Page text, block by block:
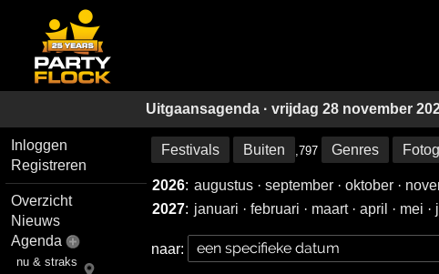
Uitgaansagenda · vrijdag 28 november
Inloggen
Registreren
Overzicht
Nieuws
Agenda
nu & straks
Festivals Buiten ,797 Genres
2026: augustus · september · oktober ·
2027: januari · februari · maart· april · mei ·
naar: